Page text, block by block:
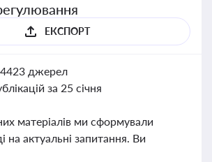
ЕКСПОРТ
джерел
за 25 січня
матеріалів ми сформували
на актуальні запитання. Ви